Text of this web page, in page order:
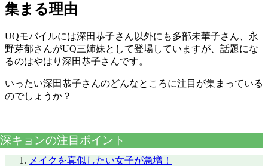
集まる理由
UQモバイルには深田恭子さん以外にも多部未華子さん、永
野芽郁さんがUQ三姉妹として登場していますが、話題にな
るのはやはり深田恭子さんです。
いったい深田恭子さんのどんなところに注目が集まっている
のでしょうか？
深キョンの注目ポイント
メイクを真似したい女子が急増！